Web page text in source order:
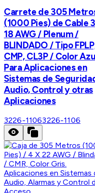
Carrete de 305
(1000 Pies) de Cable
18 AWG / Plenum /
BLINDADO / Tipo
CMP, CL3P / Color
Para Aplicaciones en
Sistemas de
Audio, Control y otras
Aplicaciones
3226-11063226-1106